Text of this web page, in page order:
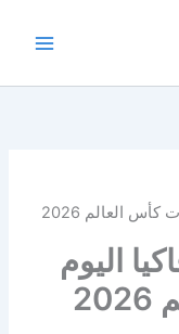
العالم 2026
اليوم